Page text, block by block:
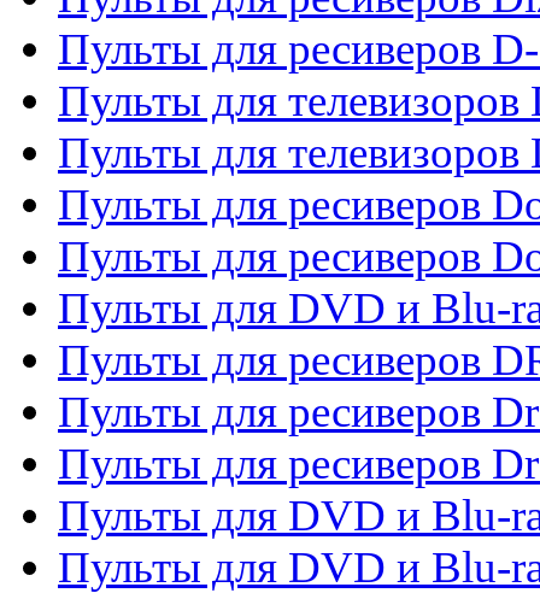
Пульты для ресиверов
Пульты для телевизоров
Пульты для
Пульты для ресиверов
Пульты для ресиверов
Пульты для DVD и Blu-
Пульты для ресиверов
Пульты для ресиверов
Пульты для ресиверов
Пульты для DVD и Blu-
Пульты для DVD и Blu-